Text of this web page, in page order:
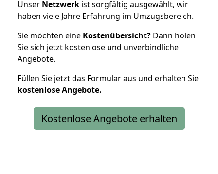
Unser Netzwerk ist sorgfältig ausgewählt, wir
haben viele Jahre Erfahrung im Umzugsbereich.
Sie möchten eine Kostenübersicht? Dann holen
Sie sich jetzt kostenlose und unverbindliche
Angebote.
Füllen Sie jetzt das Formular aus und erhalten Sie
kostenloseAngebote.
Kostenlose Angebote erhalten